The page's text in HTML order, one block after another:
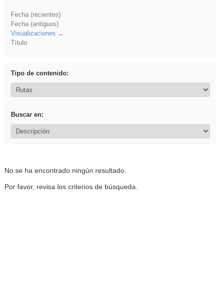
Fecha (recientes)
Fecha (antiguos)
Visualizaciones
Título
Tipo de contenido:
Buscar en:
No se ha encontrado ningún resultado.
Por favor, revisa los criterios de búsqueda.